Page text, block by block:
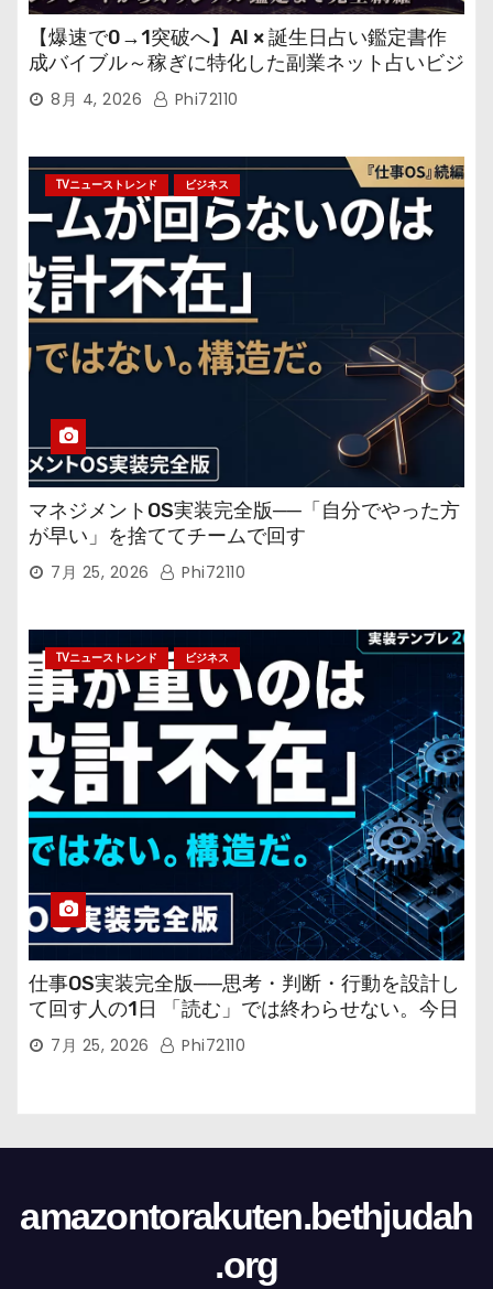
【爆速で0→1突破へ】AI × 誕生日占い鑑定書作
成バイブル～稼ぎに特化した副業ネット占いビジ
ネス8月 4, 2026 Phi72110
TVニューストレンド ビジネス
マネジメントOS実装完全版──「自分でやった方
が早い」を捨ててチームで回す
7月 25, 2026 Phi72110
TVニューストレンド ビジネス
仕事OS実装完全版──思考・判断・行動を設計し
て回す人の1日 「読む」では終わらせない。今日
から回す実装書だ。
7月 25, 2026 Phi72110
amazontorakuten.bethjudah
.org